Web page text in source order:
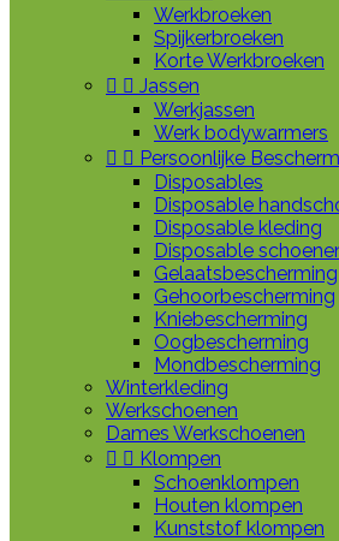
Werkbroeken
Spijkerbroeken
Korte Werkbroeken
  Jassen
Werkjassen
Werk bodywarmers
  Persoonlijke
Disposables
Disposable
Disposable kleding
Disposable
Gelaatsbescherming
Gehoorbescherming
Kniebescherming
Oogbescherming
Mondbescherming
Winterkleding
Werkschoenen
Dames Werkschoenen
  Klompen
Schoenklompen
Houten klompen
Kunststof klompen